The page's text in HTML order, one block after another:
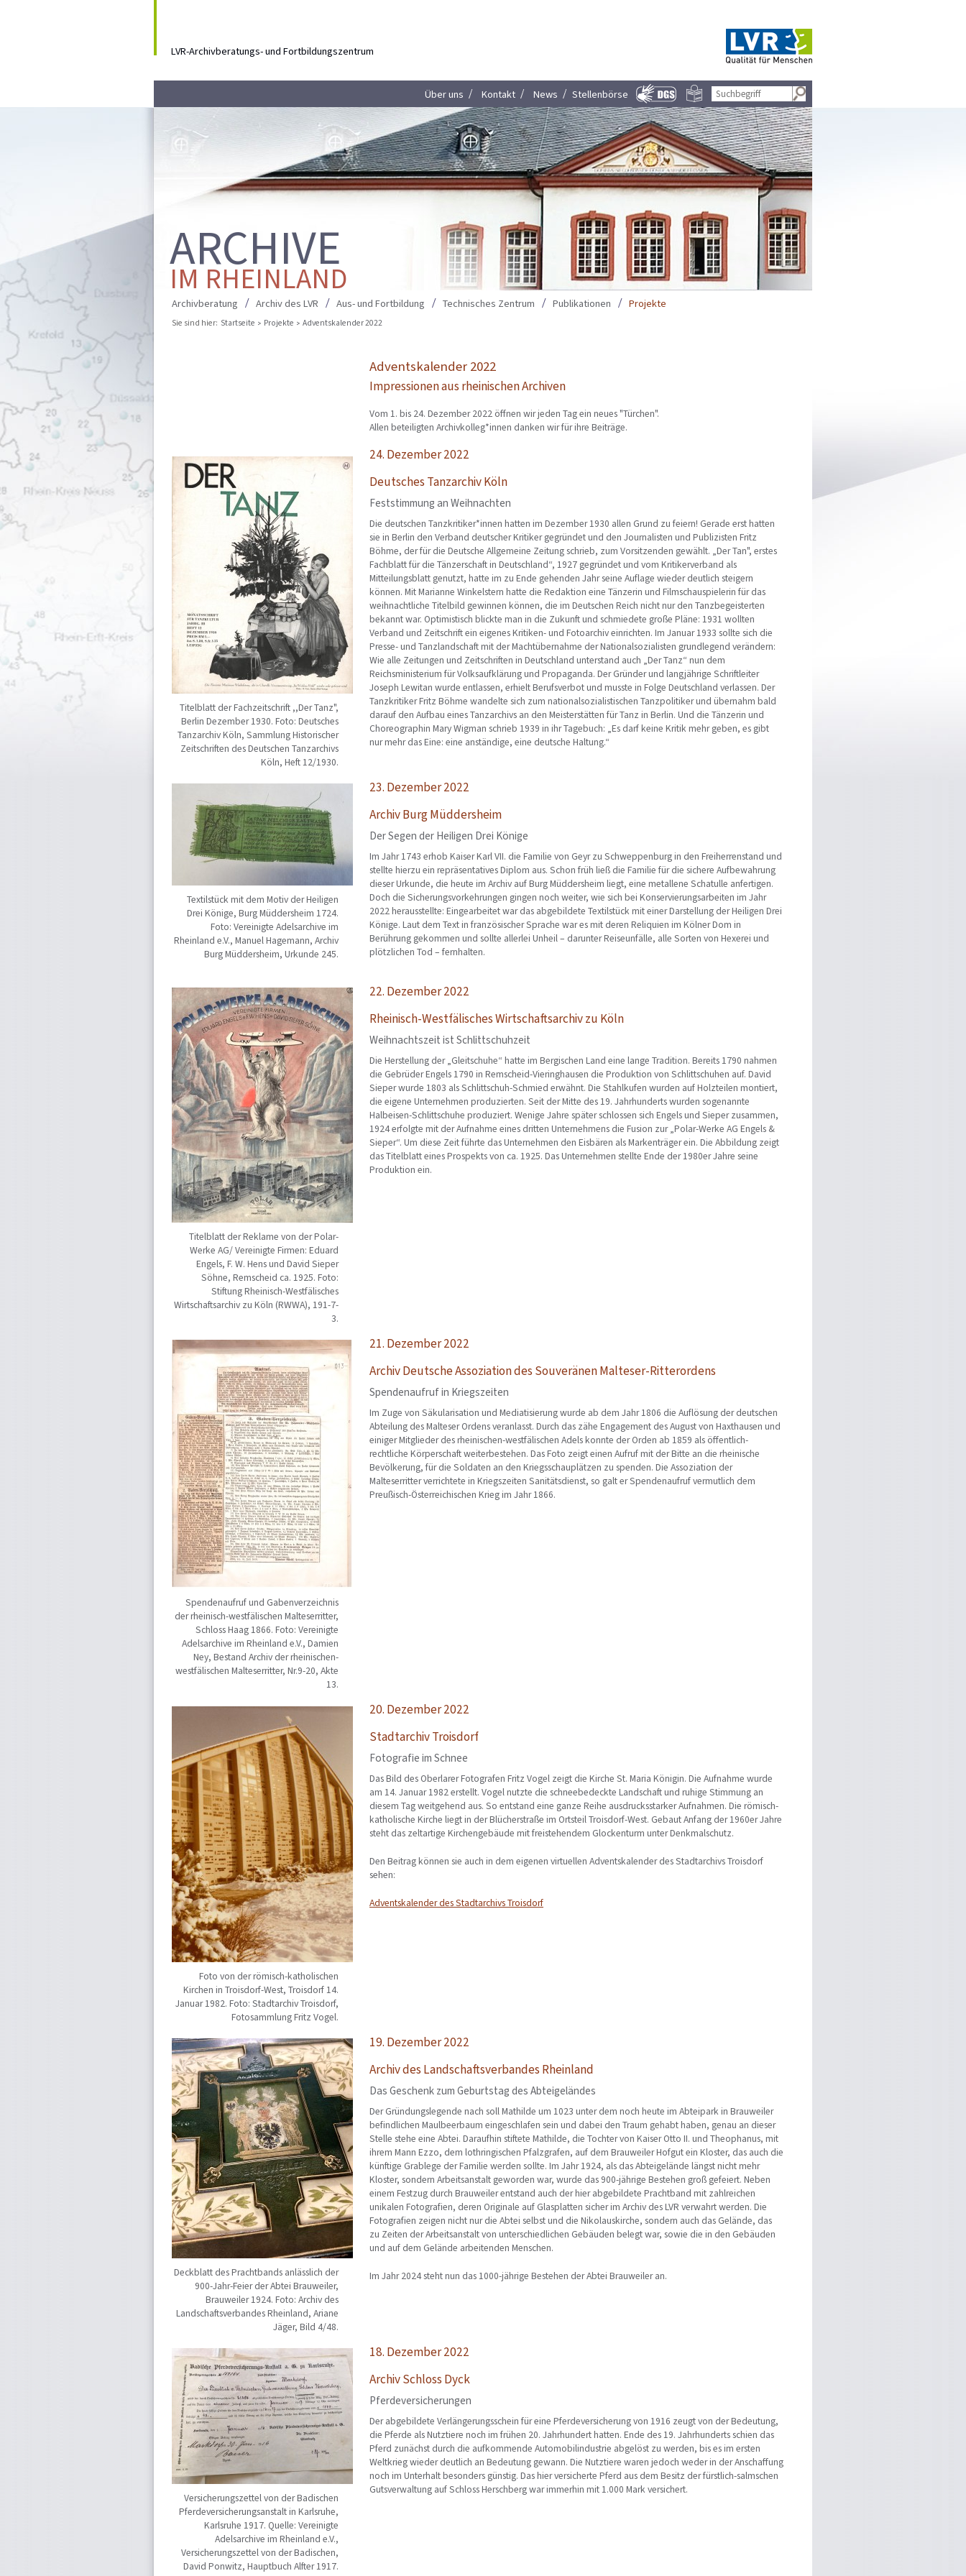
LVR-Archivberatungs- und Fortbildungszentrum
Über uns Kontakt News Stellenbörse
ARCHIVE
IM RHEINLAND
Archivberatung Archiv des LVR Aus- und Fortbildung Technisches Zentrum Publikationen Projekte
Sie sind hier: Startseite Projekte Adventskalender 2022
Adventskalender 2022
Impressionen aus rheinischen Archiven
Vom 1. bis 24. Dezember 2022 öffnen wir jeden Tag ein neues "Türchen".
Allen beteiligten Archivkolleg*innen danken wir für ihre Beiträge.
Titelblatt der Fachzeitschrift ,,Der Tanz",
Berlin Dezember 1930. Foto: Deutsches
Tanzarchiv Köln, Sammlung Historischer
Zeitschriften des Deutschen Tanzarchivs
Köln, Heft 12/1930.
24. Dezember 2022
Deutsches Tanzarchiv Köln
Feststimmung an Weihnachten
Die deutschen Tanzkritiker*innen hatten im Dezember 1930 allen Grund zu feiern! Gerade erst hatten
sie in Berlin den Verband deutscher Kritiker gegründet und den Journalisten und Publizisten Fritz
Böhme, der für die Deutsche Allgemeine Zeitung schrieb, zum Vorsitzenden gewählt. „Der Tan", erstes
Fachblatt für die Tänzerschaft in Deutschland“, 1927 gegründet und vom Kritikerverband als
Mitteilungsblatt genutzt, hatte im zu Ende gehenden Jahr seine Auflage wieder deutlich steigern
können. Mit Marianne Winkelstern hatte die Redaktion eine Tänzerin und Filmschauspielerin für das
weihnachtliche Titelbild gewinnen können, die im Deutschen Reich nicht nur den Tanzbegeisterten
bekannt war. Optimistisch blickte man in die Zukunft und schmiedete große Pläne: 1931 wollten
Verband und Zeitschrift ein eigenes Kritiken- und Fotoarchiv einrichten. Im Januar 1933 sollte sich die
Presse- und Tanzlandschaft mit der Machtübernahme der Nationalsozialisten grundlegend verändern:
Wie alle Zeitungen und Zeitschriften in Deutschland unterstand auch „Der Tanz“ nun dem
Reichsministerium für Volksaufklärung und Propaganda. Der Gründer und langjährige Schriftleiter
Joseph Lewitan wurde entlassen, erhielt Berufsverbot und musste in Folge Deutschland verlassen. Der
Tanzkritiker Fritz Böhme wandelte sich zum nationalsozialistischen Tanzpolitiker und übernahm bald
darauf den Aufbau eines Tanzarchivs an den Meisterstätten für Tanz in Berlin. Und die Tänzerin und
Choreographin Mary Wigman schrieb 1939 in ihr Tagebuch: „Es darf keine Kritik mehr geben, es gibt
nur mehr das Eine: eine anständige, eine deutsche Haltung.“
Textilstück mit dem Motiv der Heiligen
Drei Könige, Burg Müddersheim 1724.
Foto: Vereinigte Adelsarchive im
Rheinland e.V., Manuel Hagemann, Archiv
Burg Müddersheim, Urkunde 245.
23. Dezember 2022
Archiv Burg Müddersheim
Der Segen der Heiligen Drei Könige
Im Jahr 1743 erhob Kaiser Karl VII. die Familie von Geyr zu Schweppenburg in den Freiherrenstand und
stellte hierzu ein repräsentatives Diplom aus. Schon früh ließ die Familie für die sichere Aufbewahrung
dieser Urkunde, die heute im Archiv auf Burg Müddersheim liegt, eine metallene Schatulle anfertigen.
Doch die Sicherungsvorkehrungen gingen noch weiter, wie sich bei Konservierungsarbeiten im Jahr
2022 herausstellte: Eingearbeitet war das abgebildete Textilstück mit einer Darstellung der Heiligen Drei
Könige. Laut dem Text in französischer Sprache war es mit deren Reliquien im Kölner Dom in
Berührung gekommen und sollte allerlei Unheil – darunter Reiseunfälle, alle Sorten von Hexerei und
plötzlichen Tod – fernhalten.
Titelblatt der Reklame von der Polar-
Werke AG/ Vereinigte Firmen: Eduard
Engels, F. W. Hens und David Sieper
Söhne, Remscheid ca. 1925. Foto:
Stiftung Rheinisch-Westfälisches
Wirtschaftsarchiv zu Köln (RWWA), 191-7-
3.
22. Dezember 2022
Rheinisch-Westfälisches Wirtschaftsarchiv zu Köln
Weihnachtszeit ist Schlittschuhzeit
Die Herstellung der „Gleitschuhe“ hatte im Bergischen Land eine lange Tradition. Bereits 1790 nahmen
die Gebrüder Engels 1790 in Remscheid-Vieringhausen die Produktion von Schlittschuhen auf. David
Sieper wurde 1803 als Schlittschuh-Schmied erwähnt. Die Stahlkufen wurden auf Holzteilen montiert,
die eigene Unternehmen produzierten. Seit der Mitte des 19. Jahrhunderts wurden sogenannte
Halbeisen-Schlittschuhe produziert. Wenige Jahre später schlossen sich Engels und Sieper zusammen,
1924 erfolgte mit der Aufnahme eines dritten Unternehmens die Fusion zur „Polar-Werke AG Engels &
Sieper“. Um diese Zeit führte das Unternehmen den Eisbären als Markenträger ein. Die Abbildung zeigt
das Titelblatt eines Prospekts von ca. 1925. Das Unternehmen stellte Ende der 1980er Jahre seine
Produktion ein.
Spendenaufruf und Gabenverzeichnis
der rheinisch-westfälischen Malteserritter,
Schloss Haag 1866. Foto: Vereinigte
Adelsarchive im Rheinland e.V., Damien
Ney, Bestand Archiv der rheinischen-
westfälischen Malteserritter, Nr.9-20, Akte
13.
21. Dezember 2022
Archiv Deutsche Assoziation des Souveränen Malteser-Ritterordens
Spendenaufruf in Kriegszeiten
Im Zuge von Säkularisation und Mediatisierung wurde ab dem Jahr 1806 die Auflösung der deutschen
Abteilung des Malteser Ordens veranlasst. Durch das zähe Engagement des August von Haxthausen und
einiger Mitglieder des rheinischen-westfälischen Adels konnte der Orden ab 1859 als öffentlich-
rechtliche Körperschaft weiterbestehen. Das Foto zeigt einen Aufruf mit der Bitte an die rheinische
Bevölkerung, für die Soldaten an den Kriegsschauplätzen zu spenden. Die Assoziation der
Malteserritter verrichtete in Kriegszeiten Sanitätsdienst, so galt er Spendenaufruf vermutlich dem
Preußisch-Österreichischen Krieg im Jahr 1866.
Foto von der römisch-katholischen
Kirchen in Troisdorf-West, Troisdorf 14.
Januar 1982. Foto: Stadtarchiv Troisdorf,
Fotosammlung Fritz Vogel.
20. Dezember 2022
Stadtarchiv Troisdorf
Fotografie im Schnee
Das Bild des Oberlarer Fotografen Fritz Vogel zeigt die Kirche St. Maria Königin. Die Aufnahme wurde
am 14. Januar 1982 erstellt. Vogel nutzte die schneebedeckte Landschaft und ruhige Stimmung an
diesem Tag weitgehend aus. So entstand eine ganze Reihe ausdrucksstarker Aufnahmen. Die römisch-
katholische Kirche liegt in der Blücherstraße im Ortsteil Troisdorf-West. Gebaut Anfang der 1960er Jahre
steht das zeltartige Kirchengebäude mit freistehendem Glockenturm unter Denkmalschutz.
Den Beitrag können sie auch in dem eigenen virtuellen Adventskalender des Stadtarchivs Troisdorf
sehen:
Adventskalender des Stadtarchivs Troisdorf
Deckblatt des Prachtbands anlässlich der
900-Jahr-Feier der Abtei Brauweiler,
Brauweiler 1924. Foto: Archiv des
Landschaftsverbandes Rheinland, Ariane
Jäger, Bild 4/48.
19. Dezember 2022
Archiv des Landschaftsverbandes Rheinland
Das Geschenk zum Geburtstag des Abteigeländes
Der Gründungslegende nach soll Mathilde um 1023 unter dem noch heute im Abteipark in Brauweiler
befindlichen Maulbeerbaum eingeschlafen sein und dabei den Traum gehabt haben, genau an dieser
Stelle stehe eine Abtei. Daraufhin stiftete Mathilde, die Tochter von Kaiser Otto II. und Theophanus, mit
ihrem Mann Ezzo, dem lothringischen Pfalzgrafen, auf dem Brauweiler Hofgut ein Kloster, das auch die
künftige Grablege der Familie werden sollte. Im Jahr 1924, als das Abteigelände längst nicht mehr
Kloster, sondern Arbeitsanstalt geworden war, wurde das 900-jährige Bestehen groß gefeiert. Neben
einem Festzug durch Brauweiler entstand auch der hier abgebildete Prachtband mit zahlreichen
unikalen Fotografien, deren Originale auf Glasplatten sicher im Archiv des LVR verwahrt werden. Die
Fotografien zeigen nicht nur die Abtei selbst und die Nikolauskirche, sondern auch das Gelände, das
zu Zeiten der Arbeitsanstalt von unterschiedlichen Gebäuden belegt war, sowie die in den Gebäuden
und auf dem Gelände arbeitenden Menschen.
Im Jahr 2024 steht nun das 1000-jährige Bestehen der Abtei Brauweiler an.
Versicherungszettel von der Badischen
Pferdeversicherungsanstalt in Karlsruhe,
Karlsruhe 1917. Quelle: Vereinigte
Adelsarchive im Rheinland e.V.,
Versicherungszettel von der Badischen,
David Ponwitz, Hauptbuch Alfter 1917.
18. Dezember 2022
Archiv Schloss Dyck
Pferdeversicherungen
Der abgebildete Verlängerungsschein für eine Pferdeversicherung von 1916 zeugt von der Bedeutung,
die Pferde als Nutztiere noch im frühen 20. Jahrhundert hatten. Ende des 19. Jahrhunderts schien das
Pferd zunächst durch die aufkommende Automobilindustrie abgelöst zu werden, bis es im ersten
Weltkrieg wieder deutlich an Bedeutung gewann. Die Nutztiere waren jedoch weder in der Anschaffung
noch im Unterhalt besonders günstig. Das hier versicherte Pferd aus dem Besitz der fürstlich-salmschen
Gutsverwaltung auf Schloss Herschberg war immerhin mit 1.000 Mark versichert.